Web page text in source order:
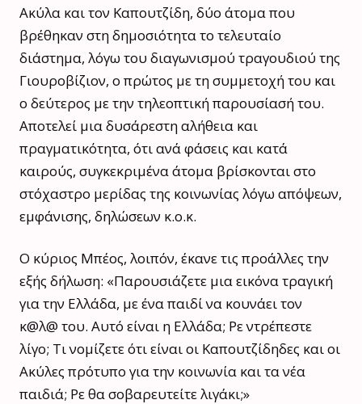
Ακύλα και τον Καπουτζίδη, δύο άτομα που
βρέθηκαν στη δημοσιότητα το τελευταίο
διάστημα, λόγω του διαγωνισμού τραγουδιού της
Γιουροβίζιον, ο πρώτος με τη συμμετοχή του και
ο δεύτερος με την τηλεοπτική παρουσίασή του.
Αποτελεί μια δυσάρεστη αλήθεια και
πραγματικότητα, ότι ανά φάσεις και κατά
καιρούς, συγκεκριμένα άτομα βρίσκονται στο
στόχαστρο μερίδας της κοινωνίας λόγω απόψεων,
εμφάνισης, δηλώσεων κ.ο.κ.
Ο κύριος Μπέος, λοιπόν, έκανε τις προάλλες την
εξής δήλωση: «Παρουσιάζετε μια εικόνα τραγική
για την Ελλάδα, με ένα παιδί να κουνάει τον
κ@λ@ του. Αυτό είναι η Ελλάδα; Ρε ντρέπεστε
λίγο; Τι νομίζετε ότι είναι οι Καπουτζίδηδες και οι
Ακύλες πρότυπο για την κοινωνία και τα νέα
παιδιά; Ρε θα σοβαρευτείτε λιγάκι;»